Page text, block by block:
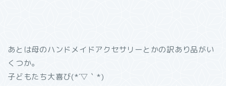
あとは母のハンドメイドアクセサリーとかの訳あり品がい
くつか。
子どもたち大喜び(*´▽｀*)